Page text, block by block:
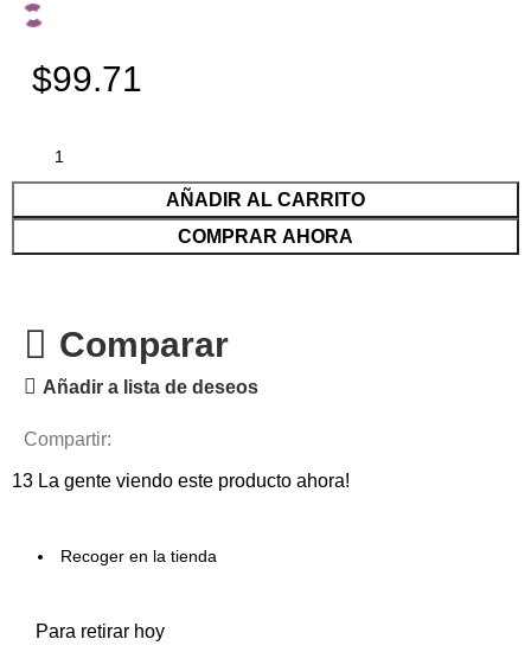
$99.71
AÑADIR AL CARRITO
COMPRAR AHORA
Comparar
Añadir a lista de deseos
Compartir:
13 La gente viendo este producto ahora!
Recoger en la tienda
Para retirar hoy